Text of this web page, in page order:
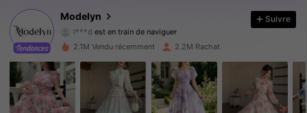
Modelyn
l***dest en train de naviguer
4.92
1.2M Suiveurs
4.92 1.2M Suiveurs
1.2M Suiveurs
Suivre
2.1M Vendu récemment 2.2M Rachat